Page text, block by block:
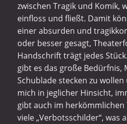
zwischen Tragik und Komik,
einfloss und fließt. Damit
einer absurden und
oder besser gesagt,
Handschrift trägt jedes
gibt es das große Bedürfnis,
Schublade stecken zu
mich in jeglicher Hinsicht,
gibt auch im
viele „Verbotsschilder“, was